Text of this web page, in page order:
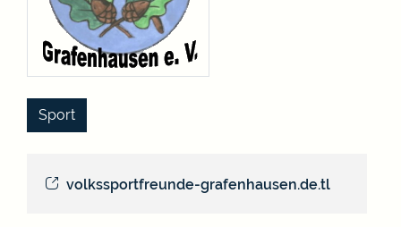
volkssportfreunde-grafenhausen.de.tl
Sport